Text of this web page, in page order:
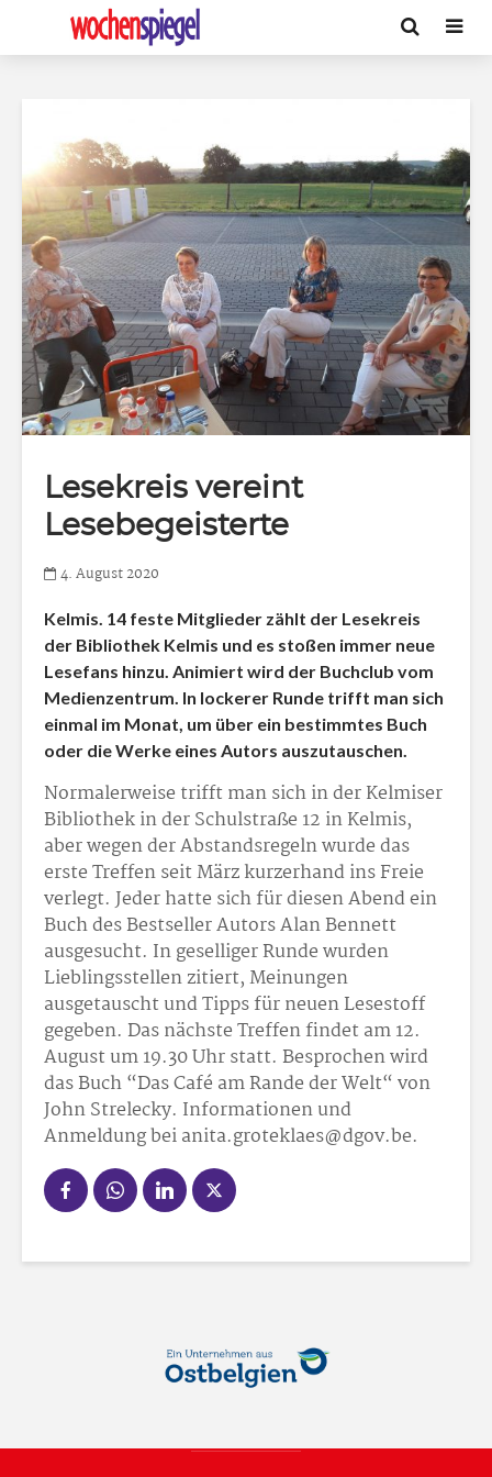
Lesekreis vereint
Lesebegeisterte
4. August 2020
Kelmis. 14 feste Mitglieder zählt der Lesekreis
der Bibliothek Kelmis und es stoßen immer neue
Lesefans hinzu. Animiert wird der Buchclub vom
Medienzentrum. In lockerer Runde trifft man sich
einmal im Monat, um über ein bestimmtes Buch
oder die Werke eines Autors auszutauschen.
Normalerweise trifft man sich in der Kelmiser
Bibliothek in der Schulstraße 12 in Kelmis,
aber wegen der Abstandsregeln wurde das
erste Treffen seit März kurzerhand ins Freie
verlegt. Jeder hatte sich für diesen Abend ein
Buch des Bestseller Autors Alan Bennett
ausgesucht. In geselliger Runde wurden
Lieblingsstellen zitiert, Meinungen
ausgetauscht und Tipps für neuen Lesestoff
gegeben. Das nächste Treffen findet am 12.
August um 19.30 Uhr statt. Besprochen wird
das Buch “Das Café am Rande der Welt“ von
John Strelecky. Informationen und
Anmeldung bei anita.groteklaes@dgov.be.